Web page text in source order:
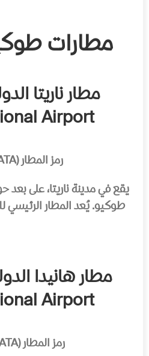
مطارات
Airport)
رمز المطار (IATA):
طوكيو. يُعد المطار الرئيسي
Airport)
رمز المطار (IATA):